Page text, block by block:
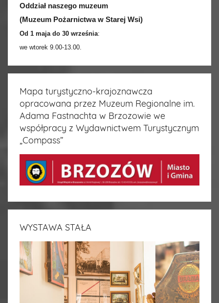
Oddział naszego muzeum
(Muzeum Pożarnictwa w Starej Wsi)
Od 1 maja do 30 września:
we wtorek 9.00-13.00.
Mapa turystyczno-krajoznawcza
opracowana przez Muzeum Regionalne im.
Adama Fastnachta w Brzozowie we
współpracy z Wydawnictwem Turystycznym
„Compass”
WYSTAWA STAŁA